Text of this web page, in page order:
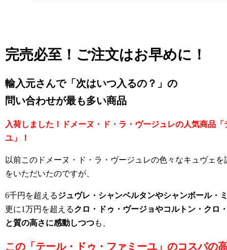
完売必至！ご注文はお早めに！
輸入元さんで「次はいつ入るの？」の
問い合わせが最も多い商品
入荷しました！ドメーヌ・ド・ラ・ヴージュレの人気商品
ユ」！
以前このドメーヌ・ド・ラ・ヴージュレの色々なキュヴェ
をいただいたのですが、
6千円を超えるジュヴレ・シャンベルタンやシャンボール・
更に1万円を超えるクロ・ドゥ・ヴージョやコルトン・クロ
と質の高さに感動しつつも、
この「テール・ドゥ・ファミーユ」のコスパの